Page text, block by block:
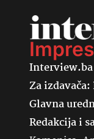
Interview.ba
Za izdavača:
Glavna
Redakcija i